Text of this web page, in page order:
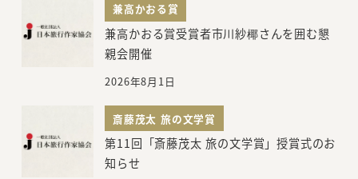
兼高かおる賞
兼高かおる賞受賞者市川紗椰さんを囲む懇
親会開催
2026年8月1日
斎藤茂太 旅の文学賞
第11回「斎藤茂太 旅の文学賞」授賞式のお
知らせ